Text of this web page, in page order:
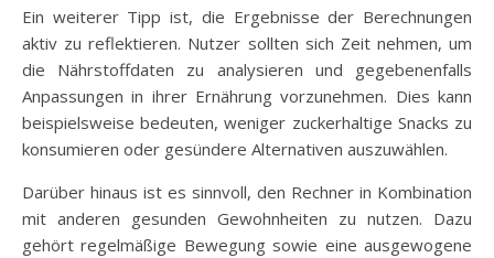
Ein weiterer Tipp ist, die Ergebnisse der Berechnungen
aktiv zu reflektieren. Nutzer sollten sich Zeit nehmen, um
die Nährstoffdaten zu analysieren und gegebenenfalls
Anpassungen in ihrer Ernährung vorzunehmen. Dies kann
beispielsweise bedeuten, weniger zuckerhaltige Snacks zu
konsumieren oder gesündere Alternativen auszuwählen.
Darüber hinaus ist es sinnvoll, den Rechner in Kombination
mit anderen gesunden Gewohnheiten zu nutzen. Dazu
gehört regelmäßige Bewegung sowie eine ausgewogene